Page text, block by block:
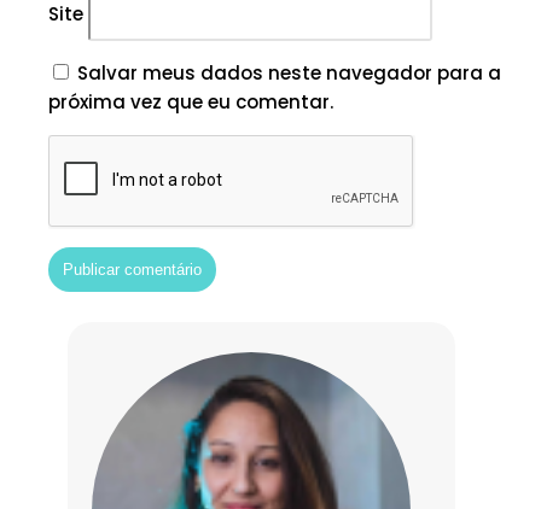
Site
Salvar meus dados neste navegador para a
próxima vez que eu comentar.